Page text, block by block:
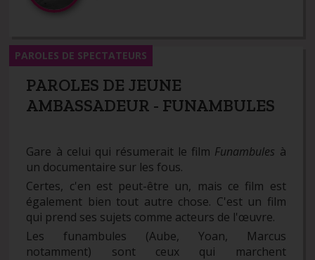
PAROLES DE JEUNE
AMBASSADEUR - FUNAMBULES
Gare à celui qui résumerait le film Funambules à
un documentaire sur les fous.
Certes, c'en est peut-être un, mais ce film est
également bien tout autre chose. C'est un film
qui prend ses sujets comme acteurs de l'œuvre.
Les funambules (Aube, Yoan, Marcus
notamment) sont ceux qui marchent
PAROLES DE SPECTATEURS